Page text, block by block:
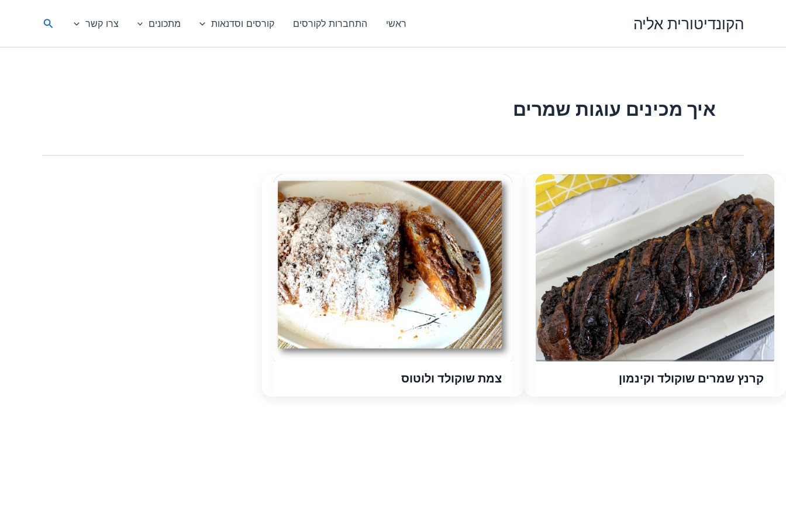
הקונדיטורית אליה ראשי התחברות לקורסים קורסים וסדנאות מתכונים צרו קשר חיפוש
איך מכינים עוגות שמרים
קרנץ שמרים שוקולד וקינמון צמת שוקולד ולוטוס